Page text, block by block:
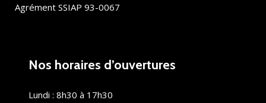
Agrément SSIAP 93-0067
Nos horaires d’ouvertures
Lundi : 8h30 à 17h30